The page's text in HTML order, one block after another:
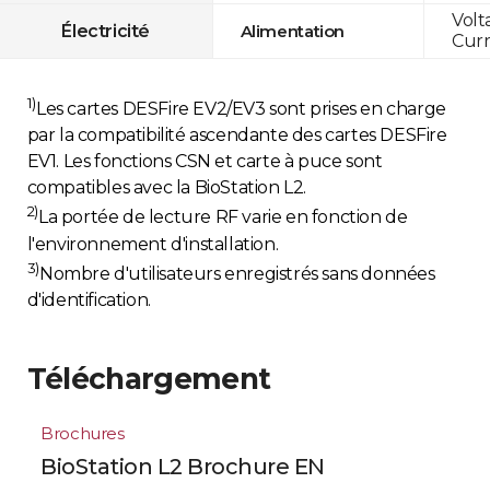
Électricité Alimentation
1) Les cartes DESFire EV2/EV3 sont prises en charge
par la compatibilité ascendante des cartes DESFire
EV1. Les fonctions CSN et carte à puce sont
compatibles avec la BioStation L2.
2) La portée de lecture RF varie en fonction de
l'environnement d'installation.
3)Nombre d'utilisateurs enregistrés sans données
d'identification.
Téléchargement
Brochures
BioStation L2 Brochure EN